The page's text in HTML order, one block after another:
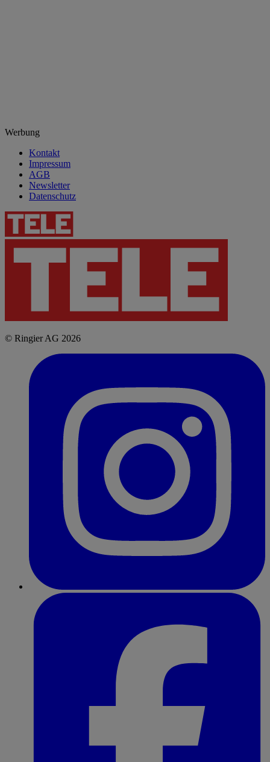
Werbung
Kontakt
Impressum
AGB
Newsletter
Datenschutz
© Ringier AG 2026